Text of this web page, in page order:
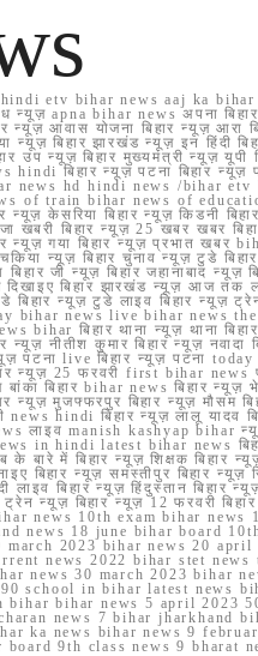
etv bihar news aaj ka bihar
न्यूज़ apna bihar news अपना
आवास योजना बिहार न्यूज़ आरा
बिहार झारखंड न्यूज़ इन हिंदी
न्यूज़ बिहार मुख्यमंत्री न्यूज़ यूपी
hindi बिहार न्यूज़ पटना बिहार
news hd hindi news /bihar
of train bihar news of
केसरिया बिहार न्यूज़ किडनी
बिहार न्यूज़ 25 खबर खबर
न्यूज़ गया बिहार न्यूज़ प्रभात
चकिया न्यूज़ बिहार चुनाव न्यूज़ टुडे
जी न्यूज़ बिहार जहानाबाद न्यूज़
बिहार झारखंड न्यूज़ आज तक
न्यूज़ टुडे लाइव बिहार न्यूज़ ट्रेन
bihar news live bihar news
bihar बिहार थाना न्यूज़ थाना
न्यूज़ नीतीश कुमार बिहार न्यूज़ नवादा
पटना live बिहार न्यूज़ पटना today
न्यूज़ 25 फरवरी first bihar news
बांका बिहार bihar news बिहार
न्यूज़ मुजफ्फरपुर बिहार न्यूज़ मौसम
hindi बिहार न्यूज़ लालू यादव
लाइव manish kashyap bihar
in hindi latest bihar news
बारे में बिहार न्यूज़ शिक्षक बिहार
न्यूज़ समस्तीपुर बिहार न्यूज़
बिहार न्यूज़ हिंदुस्तान बिहार न्यूज़
ट्रेन न्यूज़ बिहार न्यूज़ 12
news 10th exam bihar news
news 18 june bihar board
march 2023 bihar news 20
news 2022 bihar stet
news 30 march 2023 bihar
school in bihar latest news
bihar news 5 april 2023
news 7 bihar jharkhand
ka news bihar news 9
9th class news 9 bharat